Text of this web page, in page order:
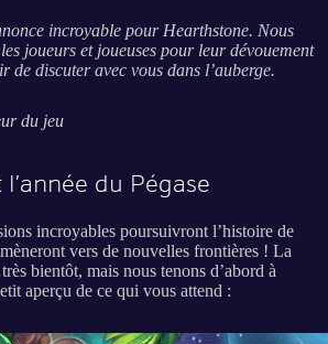
incroyable pour Hearthstone. Nous
joueurs et joueuses pour leur dévouement
de discuter avec vous dans l’auberge.
du jeu
du Pégase
incroyables poursuivront l’histoire de
vers de nouvelles frontières ! La
bientôt, mais nous tenons d’abord à
aperçu de ce qui vous attend :